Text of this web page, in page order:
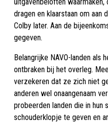
dragen en klaarstaan om aan
Colby later. Aan de
gegeven.
Belangrijke NAVO-landen als
ontbraken bij het overleg.
verzekeren dat ze zich niet
anderen wel onaangenaam
probeerden landen die in hun
schouderklopje te geven en